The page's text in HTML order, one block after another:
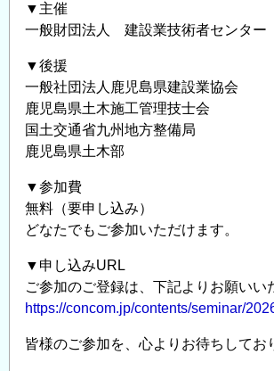
▼主催
一般財団法人 建設業技術者センター
▼後援
一般社団法人鹿児島県建設業協会
鹿児島県土木施工管理技士会
国土交通省九州地方整備局
鹿児島県土木部
▼参加費
無料（要申し込み）
どなたでもご参加いただけます。
▼申し込みURL
ご参加のご登録は、下記よりお願いい
https://concom.jp/contents/seminar/
皆様のご参加を、心よりお待ちしてお